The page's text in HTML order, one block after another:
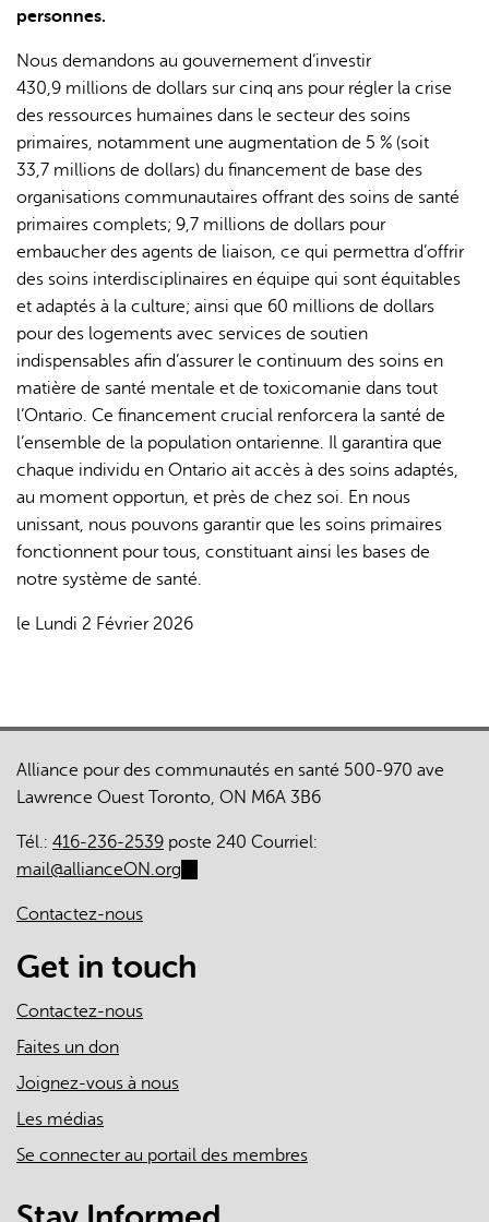
personnes.
Nous demandons au gouvernement d’investir
430,9 millions de dollars sur cinq ans pour régler la crise
des ressources humaines dans le secteur des soins
primaires, notamment une augmentation de 5 % (soit
33,7 millions de dollars) du financement de base des
organisations communautaires offrant des soins de santé
primaires complets; 9,7 millions de dollars pour
embaucher des agents de liaison, ce qui permettra d’offrir
des soins interdisciplinaires en équipe qui sont équitables
et adaptés à la culture; ainsi que 60 millions de dollars
pour des logements avec services de soutien
indispensables afin d’assurer le continuum des soins en
matière de santé mentale et de toxicomanie dans tout
l’Ontario. Ce financement crucial renforcera la santé de
l’ensemble de la population ontarienne. Il garantira que
chaque individu en Ontario ait accès à des soins adaptés,
au moment opportun, et près de chez soi. En nous
unissant, nous pouvons garantir que les soins primaires
fonctionnent pour tous, constituant ainsi les bases de
notre système de santé.
le Lundi 2 Février 2026
Alliance pour des communautés en santé 500-970 ave
Lawrence Ouest Toronto, ON M6A 3B6
Tél.: 416-236-2539 poste 240 Courriel:
mail@allianceON.org
mail)
Contactez-nous
Get in touch
Contactez-nous
Faites un don
Joignez-vous à nous
Les médias
Se connecter au portail des membres